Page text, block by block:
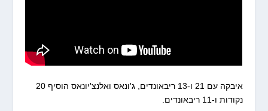
איבקה עם 21 ו-13 ריבאונדים, ג'ונאס ואלנצ'יונאס הוסיף 20
נקודות ו-11 ריבאונדים.